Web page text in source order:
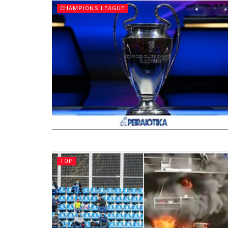
CHAMPIONS LEAGUE
TOP